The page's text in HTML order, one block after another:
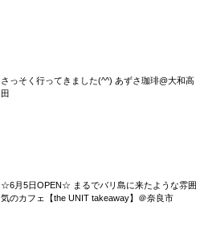
さっそく行ってきました(^^) あずさ珈琲@大和高
田
☆6月5日OPEN☆ まるでバリ島に来たような雰囲
気のカフェ【the UNIT takeaway】＠奈良市